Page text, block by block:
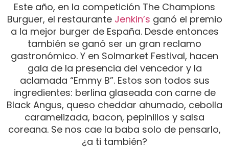
Este año, en la competición The Champions
Burguer, el restaurante Jenkin’s ganó el premio
a la mejor burger de España. Desde entonces
también se ganó ser un gran reclamo
gastronómico. Y en Solmarket Festival, hacen
gala de la presencia del vencedor y la
aclamada “Emmy B”. Estos son todos sus
ingredientes: berlina glaseada con carne de
Black Angus, queso cheddar ahumado, cebolla
caramelizada, bacon, pepinillos y salsa
coreana. Se nos cae la baba solo de pensarlo,
¿a ti también?